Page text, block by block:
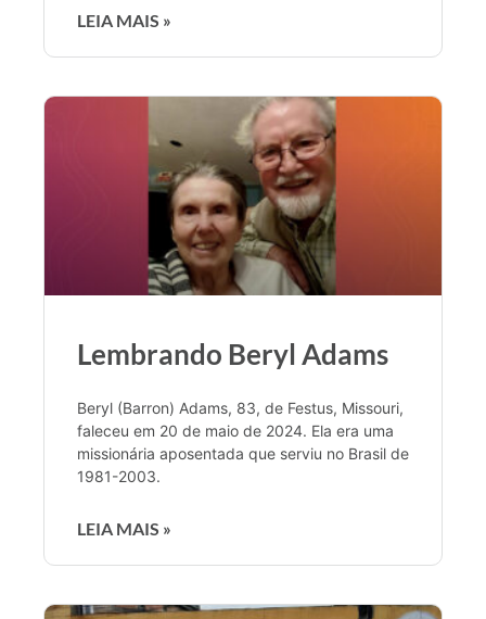
LEIA MAIS »
Lembrando Beryl Adams
Beryl (Barron) Adams, 83, de Festus, Missouri,
faleceu em 20 de maio de 2024. Ela era uma
missionária aposentada que serviu no Brasil de
1981-2003.
LEIA MAIS »